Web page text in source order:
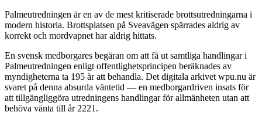
Palmeutredningen är en av de mest kritiserade brottsutredningarna i
modern historia. Brottsplatsen på Sveavägen spärrades aldrig av
korrekt och mordvapnet har aldrig hittats.
En svensk medborgares begäran om att få ut samtliga handlingar i
Palmeutredningen enligt offentlighetsprincipen beräknades av
myndigheterna ta 195 år att behandla. Det digitala arkivet wpu.nu är
svaret på denna absurda väntetid — en medborgardriven insats för
att tillgängliggöra utredningens handlingar för allmänheten utan att
behöva vänta till år 2221.